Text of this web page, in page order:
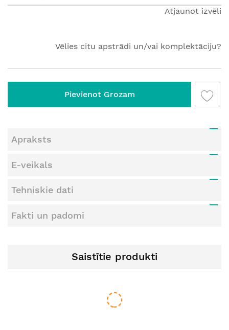
Atjaunot izvēli
Vēlies citu apstrādi un/vai komplektāciju?
Pievienot Grozam
Apraksts
E-veikals
Tehniskie dati
Fakti un padomi
Saistītie produkti